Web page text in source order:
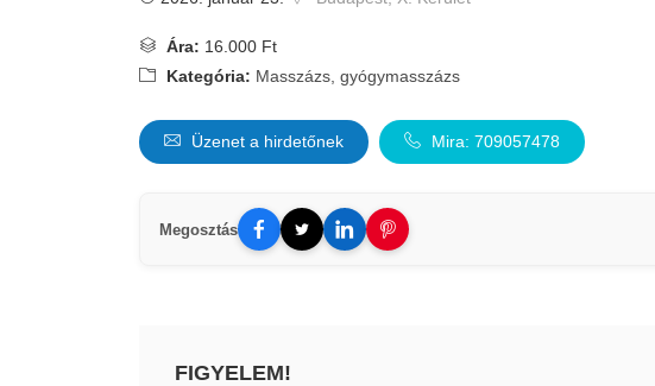
Ára: 16.000 Ft
Kategória: Masszázs, gyógymasszázs
Üzenet a hirdetőnek Mira: 709057478
Megosztás
FIGYELEM!